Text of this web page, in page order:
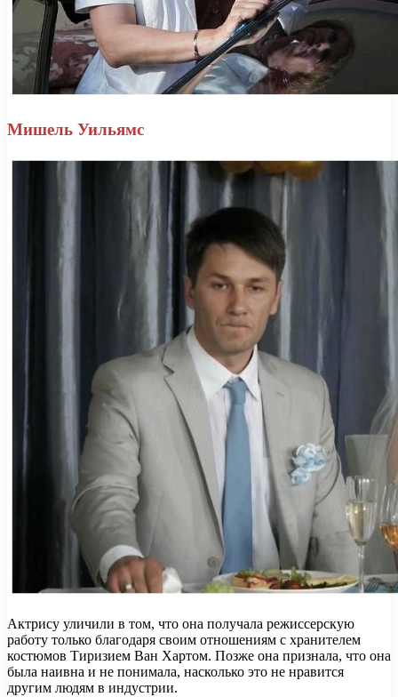
Мишель Уильямс
Актрису уличили в том, что она получала режиссерскую
работу только благодаря своим отношениям с хранителем
костюмов Тиризием Ван Хартом. Позже она признала, что она
была наивна и не понимала, насколько это не нравится
другим людям в индустрии.